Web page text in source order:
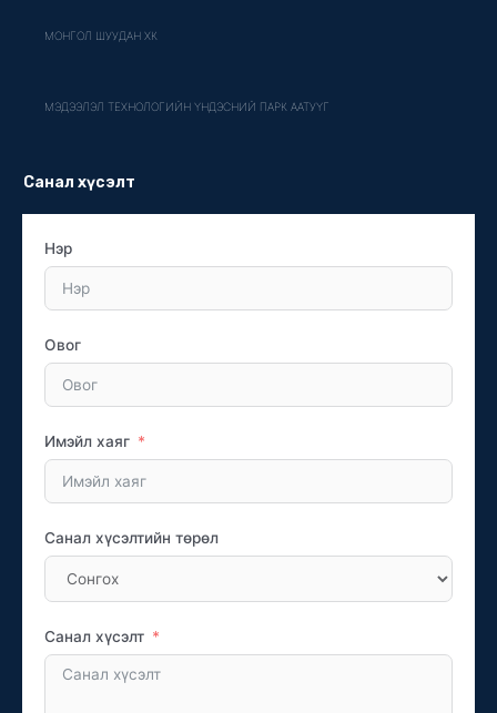
МОНГОЛ ШУУДАН ХК
МЭДЭЭЛЭЛ ТЕХНОЛОГИЙН ҮНДЭСНИЙ ПАРК ААТУҮГ
Санал хүсэлт
Нэр
Овог
Имэйл хаяг
Санал хүсэлтийн төрөл
Санал хүсэлт